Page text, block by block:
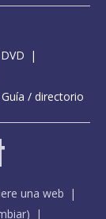
DVD
Guía / directorio
una web
)